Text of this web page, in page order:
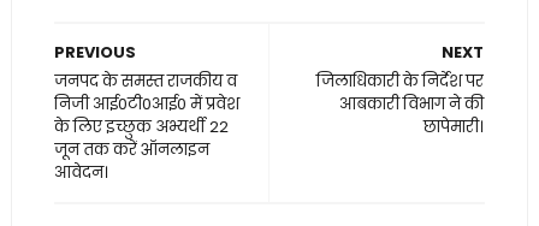
NEXT
जिलाधिकारी के निर्देश पर
आबकारी विभाग ने की
छापेमारी।
PREVIOUS
जनपद के समस्त राजकीय व
निजी आई0टी0आई0 में प्रवेश
के लिए इच्छुक अभ्यर्थी 22
जून तक करें ऑनलाइन
आवेदन।